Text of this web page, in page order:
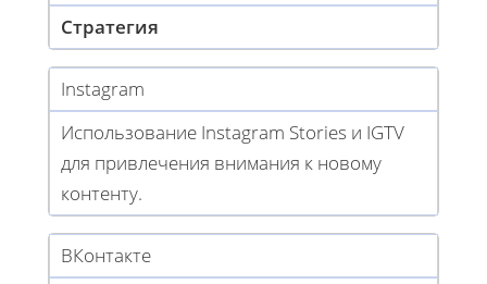
Стратегия
Instagram
Использование Instagram Stories и IGTV
для привлечения внимания к новому
контенту.
ВКонтакте